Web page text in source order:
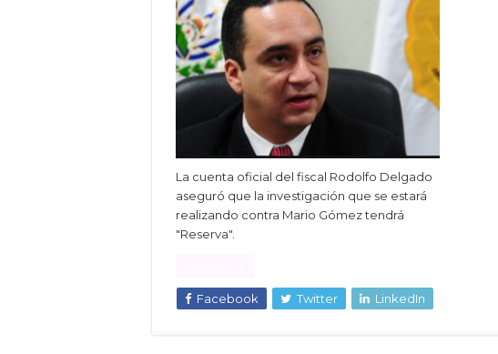
La cuenta oficial del fiscal Rodolfo Delgado
aseguró que la investigación que se estará
realizando contra Mario Gómez tendrá
"Reserva".
Facebook Twitter LinkedIn